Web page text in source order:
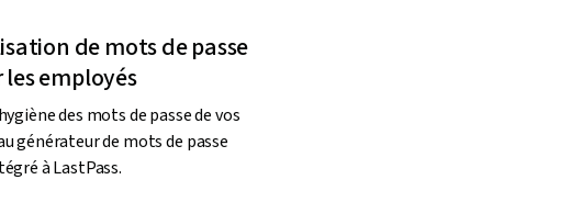
de mots de passe
les employés
des mots de passe de vos
générateur de mots de passe
à LastPass.